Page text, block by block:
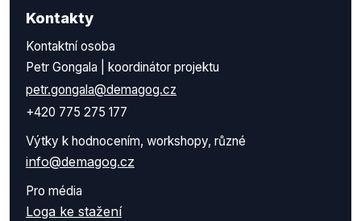
Kontakty
Kontaktní osoba
Petr Gongala | koordinátor projektu
petr.gongala@demagog.cz
+420 775 275 177
Výtky k hodnocením, workshopy, různé
info@demagog.cz
Pro média
Loga ke stažení